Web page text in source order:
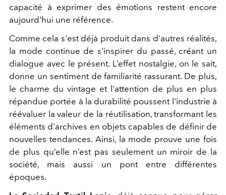
capacité à exprimer des émotions restent encore
aujourd'hui une référence.
Comme cela s'est déjà produit dans d'autres réalités,
la mode continue de s'inspirer du passé, créant un
dialogue avec le présent. L’effet nostalgie, on le sait,
donne un sentiment de familiarité rassurant. De plus,
le charme du vintage et l'attention de plus en plus
répandue portée à la durabilité poussent l'industrie à
réévaluer la valeur de la réutilisation, transformant les
éléments d'archives en objets capables de définir de
nouvelles tendances. Ainsi, la mode prouve une fois
de plus qu’elle n’est pas seulement un miroir de la
société, mais aussi un pont entre différentes
époques.